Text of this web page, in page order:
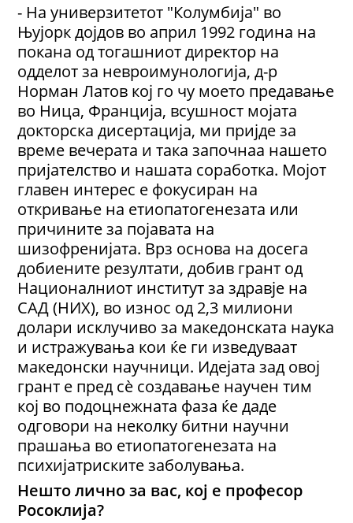
- На универзитетот "Колумбија" во
Њујорк дојдов во април 1992 година на
покана од тогашниот директор на
одделот за невроимунологија, д-р
Норман Латов кој го чу моето предавање
во Ница, Франција, всушност мојата
докторска дисертација, ми пријде за
време вечерата и така започнаа нашето
пријателство и нашата соработка. Мојот
главен интерес е фокусиран на
откривање на етиопатогенезата или
причините за појавата на
шизофренијата. Врз основа на досега
добиените резултати, добив грант од
Националниот институт за здравје на
САД (НИХ), во износ од 2,3 милиони
долари исклучиво за македонската наука
и истражувања кои ќе ги изведуваат
македонски научници. Идејата зад овој
грант е пред сè создавање научен тим
кој во подоцнежната фаза ќе даде
одговори на неколку битни научни
прашања во етиопатогенезата на
психијатриските заболувања.
Нешто лично за вас, кој е професор
Росоклија?